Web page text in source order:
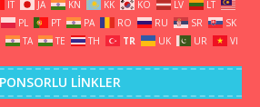
IT JA KN KK KO LV
LT
PL PT PA RO RU SR
SK
TA TE TH TR UK UR VI
LINKLER